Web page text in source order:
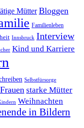
Mütter Bloggen
Familienleben
Innsbruck Interview
Kind und Karriere
Selbstfürsorge
starke Mütter
Weihnachten
in Bildern